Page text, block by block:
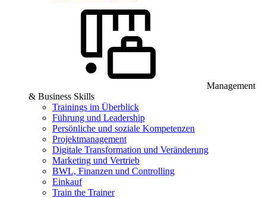
Management
& Business Skills
Trainings im Überblick
Führung und Leadership
Persönliche und soziale Kompetenzen
Projektmanagement
Digitale Transformation und Veränderung
Marketing und Vertrieb
BWL, Finanzen und Controlling
Einkauf
Train the Trainer